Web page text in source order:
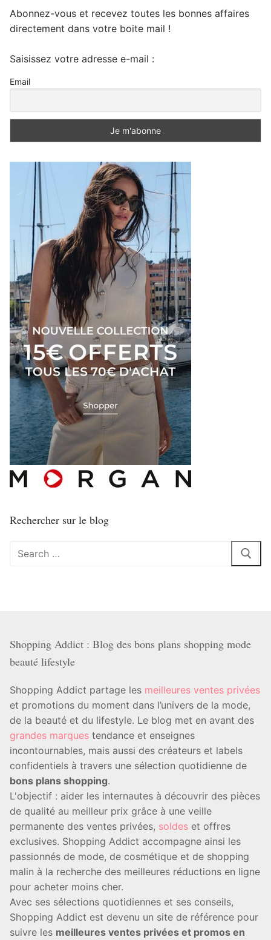
Abonnez-vous et recevez toutes les bonnes affaires
directement dans votre boite mail !
Saisissez votre adresse e-mail :
Email
Rechercher sur le blog
Rechercher
Shopping Addict : Blog des bons plans shopping mode
beauté lifestyle
Shopping Addict partage les meilleures ventes privées
et promotions du moment dans l’univers de la mode,
de la beauté et du lifestyle. Le blog met en avant des
grandes marques tendance et enseignes
incontournables, mais aussi des créateurs et labels
confidentiels à travers une sélection quotidienne de
bons plans shopping.
L'objectif : aider les internautes à découvrir des pièces
de qualité au meilleur prix grâce à une veille
permanente des ventes privées, soldes et offres
exclusives. Shopping Addict accompagne ainsi les
passionnés de mode, de cosmétique et de shopping
malin à la recherche des meilleures réductions en ligne
pour acheter moins cher.
Avec ses sélections quotidiennes et ses conseils,
Shopping Addict est devenu un site de référence pour
suivre les meilleures ventes privées et promos en